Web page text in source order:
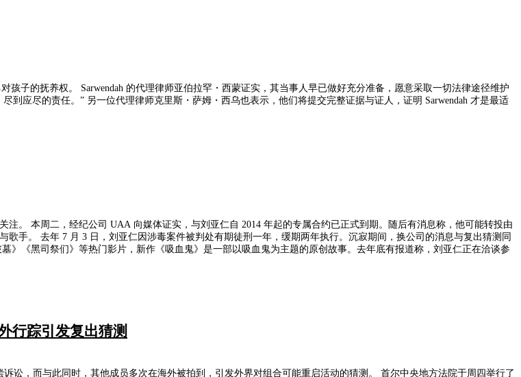
备，愿意采取一切法律途径维护
与证人，证明 Sarwendah 才是最适
可能转投由
息与复出猜测同
行踪引发复出猜测
，其他成员多次在海外被拍到，引发外界对组合可能重启活动的猜测。 首尔中央地方法院于周四举行了